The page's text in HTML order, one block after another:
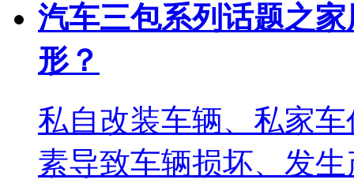
汽车三包系列话题之
形？
私自改装车辆、私家
素导致车辆损坏、发